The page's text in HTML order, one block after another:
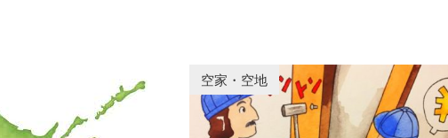
空家・空地